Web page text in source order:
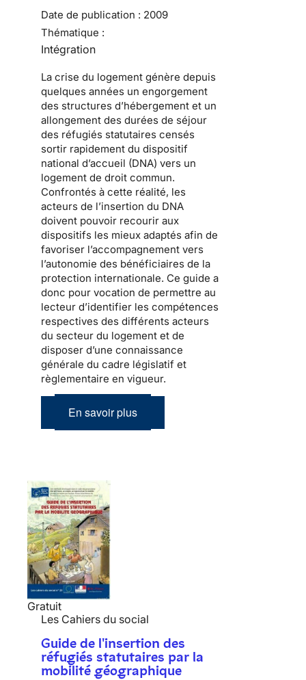
Date de publication : 2009
Thématique :
Intégration
La crise du logement génère depuis
quelques années un engorgement
des structures d’hébergement et un
allongement des durées de séjour
des réfugiés statutaires censés
sortir rapidement du dispositif
national d’accueil (DNA) vers un
logement de droit commun.
Confrontés à cette réalité, les
acteurs de l’insertion du DNA
doivent pouvoir recourir aux
dispositifs les mieux adaptés afin de
favoriser l’accompagnement vers
l’autonomie des bénéficiaires de la
protection internationale. Ce guide a
donc pour vocation de permettre au
lecteur d’identifier les compétences
respectives des différents acteurs
du secteur du logement et de
disposer d’une connaissance
générale du cadre législatif et
règlementaire en vigueur.
En savoir plus
Gratuit
Les Cahiers du social
Guide de l'insertion des
réfugiés statutaires par la
mobilité géographique